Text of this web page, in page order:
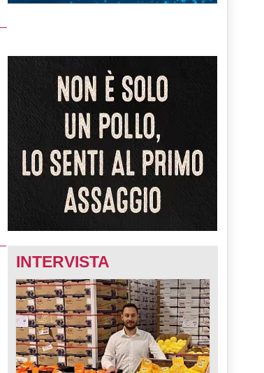
INTERVISTA